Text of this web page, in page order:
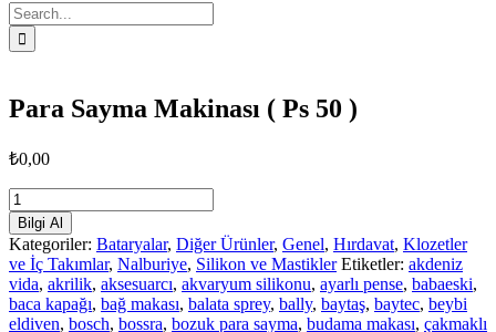
Search
for:
Para Sayma Makinası ( Ps 50 )
₺0,00
Para
Sayma
Makinası
(
Ps
50
)
Bilgi Al
Kategoriler: Bataryalar, Diğer Ürünler, Genel, Hırdavat, Klozetler
ve İç Takımlar, Nalburiye, Silikon ve Mastikler Etiketler: akdeniz
vida, akrilik, aksesuarcı, akvaryum silikonu, ayarlı pense, babaeski,
baca kapağı, bağ makası, balata sprey, bally, baytaş, baytec, beybi
eldiven, bosch, bossra, bozuk para sayma, budama makası, çakmaklı